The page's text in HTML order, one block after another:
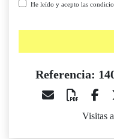
He leído y acepto las
Referencia:
Visitas